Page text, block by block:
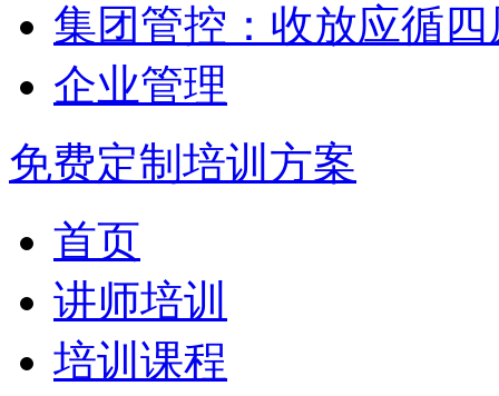
集团管控：收放应循四
企业管理
免费定制培训方案
首页
讲师培训
培训课程